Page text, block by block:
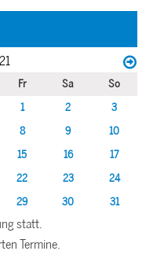
Fr Sa
So
1
2
3
8 9
10
15 16
17
22 23
24
29 30 31
statt.
Termine.